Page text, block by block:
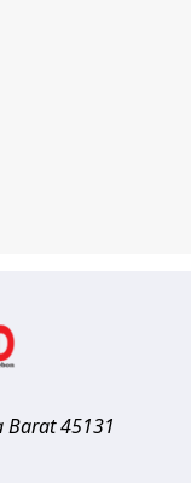
Barat 45131